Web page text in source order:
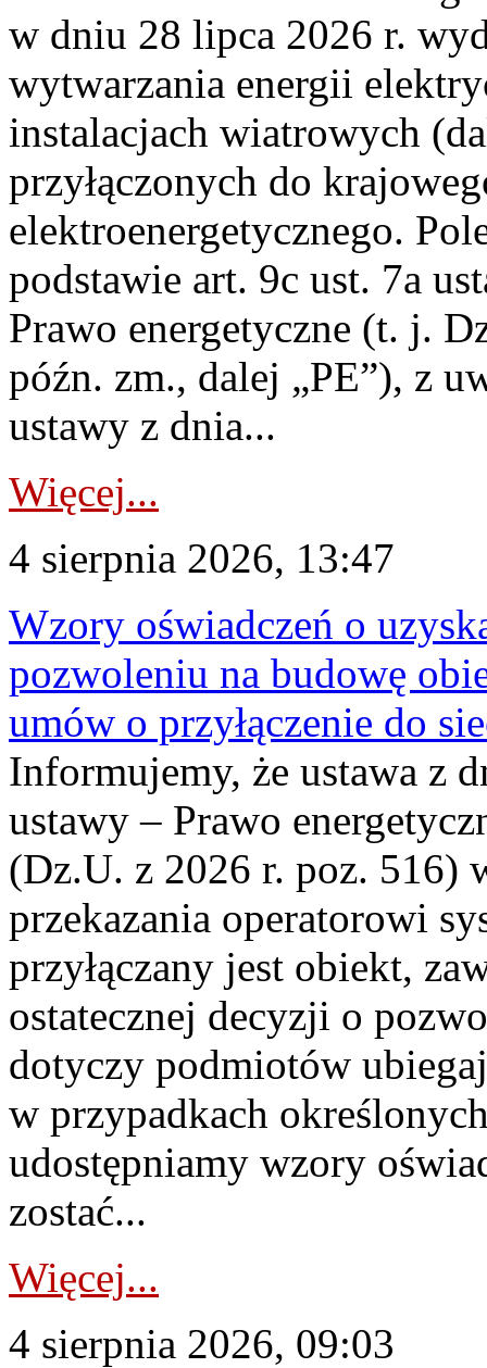
w dniu 28 lipca 2026 r.
wytwarzania energii
instalacjach wiatrowych
przyłączonych do
elektroenergetycznego.
podstawie art. 9c ust. 7a
Prawo energetyczne (t. j.
późn. zm., dalej „PE”), z
ustawy z dnia...
Więcej...
4 sierpnia 2026, 13:47
Wzory oświadczeń o
pozwoleniu na budowę
umów o przyłączenie do
Informujemy, że ustawa z
ustawy – Prawo
(Dz.U. z 2026 r. poz. 516)
przekazania operatorowi
przyłączany jest obiekt,
ostatecznej decyzji o
dotyczy podmiotów
w przypadkach
udostępniamy wzory
zostać...
Więcej...
4 sierpnia 2026, 09:03